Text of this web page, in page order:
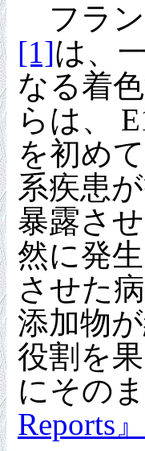
フラン
[1]は、
なる着
らは、
を初め
系疾患
暴露さ
然に発
させた
添加物
役割を
にその
Reports